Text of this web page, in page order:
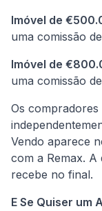
Imóvel de
uma comissão
Imóvel de
uma comissão
Os
Vendo aparece
com a Remax.
recebe no final.
E Se Quiser um